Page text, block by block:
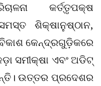
କର୍ତ୍ତୃପକ୍ଷ
ଶିକ୍ଷାନୁଷ୍ଠାନ,
କେନ୍ଦ୍ରଗୁଡ଼ିକରେ
ସମୀକ୍ଷା ଏବଂ ଅଡିଟ୍
ଉତ୍ତର ପ୍ରଦେଶର